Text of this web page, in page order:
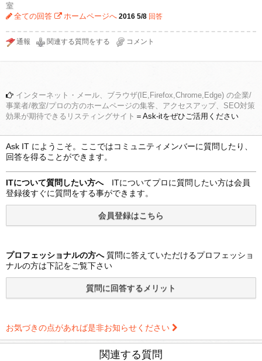
室
全ての回答
ホームページへ 2016 5/8 回答
インターネット・メール、ブラウザ(IE,Firefox,Chrome,Edge) の企業/
事業者/教室/プロの方のホームページの集客、アクセスアップ、SEO対策
効果が期待できるリスティングサイト ＝Ask-itをぜひご活用ください
Ask IT にようこそ。ここではコミュニティメンバーに質問したり、
回答を得ることができます。
ITについて質問したい方へITについてプロに質問したい方は会員
登録後すぐに質問をする事ができます。
プロフェッショナルの方へ質問に答えていただけるプロフェッショ
ナルの方は下記をご覧下さい
お気づきの点があれば是非お知らせください
関連する質問